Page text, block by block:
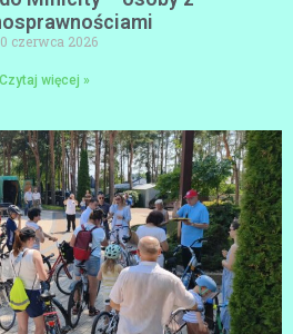
czerwca 2026
Czytaj więcej »